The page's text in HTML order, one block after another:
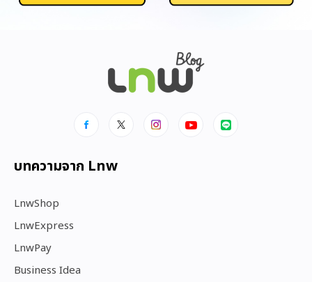
บทความจาก Lnw
LnwShop
LnwExpress
LnwPay
Business Idea